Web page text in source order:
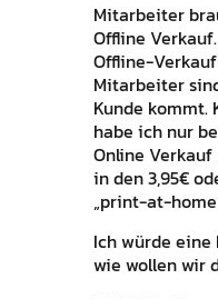
Mitarbeiter
Offline
Offline-
Mitarbeiter
Kunde kommt.
habe ich nur
Online
in den 3,95€
„print-at-
Ich würde eine
wie wollen wir